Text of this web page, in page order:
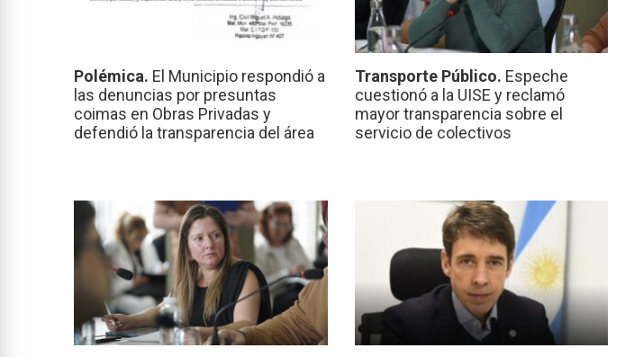
Polémica. El Municipio respondió a
las denuncias por presuntas
coimas en Obras Privadas y
defendió la transparencia del área
Transporte Público. Espeche
cuestionó a la UISE y reclamó
mayor transparencia sobre el
servicio de colectivos